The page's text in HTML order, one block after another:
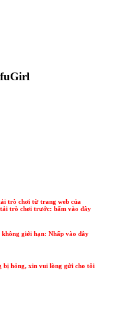
64 bit
8.1, Windows 10 (phiên